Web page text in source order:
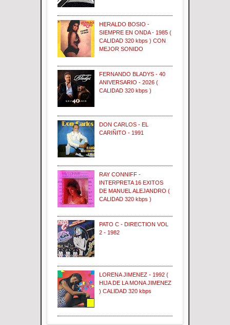
HERALDO BOSIO -
SIEMPRE EN ONDA - 1985 (
CALIDAD 320 kbps ) CON
MEJOR SONIDO
FERNANDO BLADYS - 40
ANIVERSARIO - 2026 (
CALIDAD 320 kbps )
DON CARLOS - EL
CARIÑITO - 1991
RAY CONNIFF -
INTERPRETA 16 EXITOS
DE MANUEL ALEJANDRO (
CALIDAD 320 kbps )
PATO C - DIRECTION VOL
2 - 1982
LORENA JIMENEZ - 1992 (
HIJA DE LA MONA JIMENEZ
) CALIDAD 320 kbps